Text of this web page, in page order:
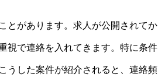
とがあります。求人が公開されてか
視で連絡を入れてきます。特に条件
うした案件が紹介されると、連絡頻